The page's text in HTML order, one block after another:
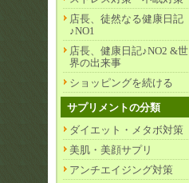
店長、徒然なる健康日記
♪NO1
店長、健康日記♪NO2 &世
界の出来事
ショッピングを続ける
サプリメントの分類
ダイエット・メタボ対策
美肌・美顔サプリ
アンチエイジング対策